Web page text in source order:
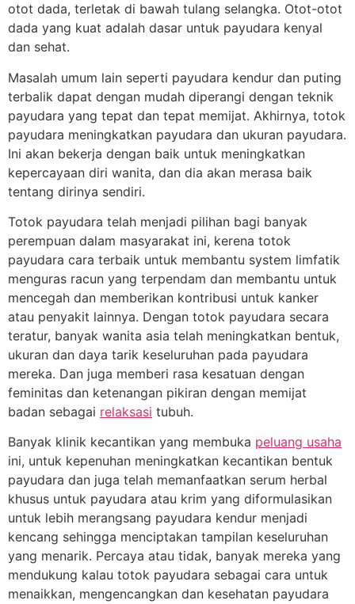
otot dada, terletak di bawah tulang selangka. Otot-otot
dada yang kuat adalah dasar untuk payudara kenyal
dan sehat.
Masalah umum lain seperti payudara kendur dan puting
terbalik dapat dengan mudah diperangi dengan teknik
payudara yang tepat dan tepat memijat. Akhirnya, totok
payudara meningkatkan payudara dan ukuran payudara.
Ini akan bekerja dengan baik untuk meningkatkan
kepercayaan diri wanita, dan dia akan merasa baik
tentang dirinya sendiri.
Totok payudara telah menjadi pilihan bagi banyak
perempuan dalam masyarakat ini, kerena totok
payudara cara terbaik untuk membantu system limfatik
menguras racun yang terpendam dan membantu untuk
mencegah dan memberikan kontribusi untuk kanker
atau penyakit lainnya. Dengan totok payudara secara
teratur, banyak wanita asia telah meningkatkan bentuk,
ukuran dan daya tarik keseluruhan pada payudara
mereka. Dan juga memberi rasa kesatuan dengan
feminitas dan ketenangan pikiran dengan memijat
badan sebagai relaksasi tubuh.
Banyak klinik kecantikan yang membuka peluang usaha
ini, untuk kepenuhan meningkatkan kecantikan bentuk
payudara dan juga telah memanfaatkan serum herbal
khusus untuk payudara atau krim yang diformulasikan
untuk lebih merangsang payudara kendur menjadi
kencang sehingga menciptakan tampilan keseluruhan
yang menarik. Percaya atau tidak, banyak mereka yang
mendukung kalau totok payudara sebagai cara untuk
menaikkan, mengencangkan dan kesehatan payudara